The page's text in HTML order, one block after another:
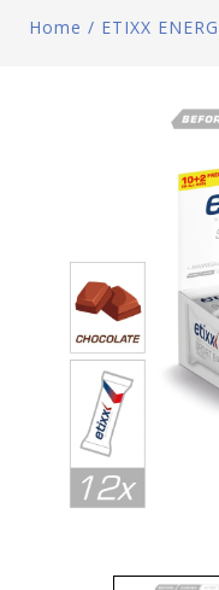
Home / ETIXX